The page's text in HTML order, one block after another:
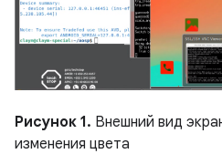
Рисунок 1. Внешний вид
изменения цвета